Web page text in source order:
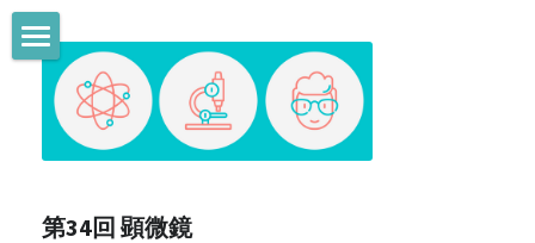
第34回 顕微鏡
TOP、ご挨拶
プログラム